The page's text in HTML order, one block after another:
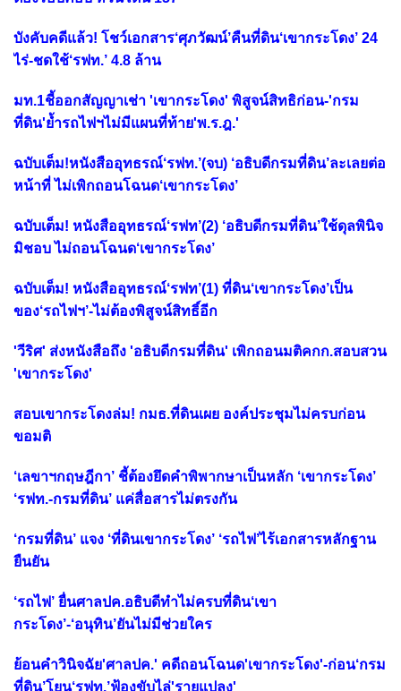
บังคับคดีแล้ว! โชว์เอกสาร‘ศุภวัฒน์’คืนที่ดิน‘เขากระโดง’ 24
ไร่-ชดใช้‘รฟท.’ 4.8 ล้าน
มท.1ชี้ออกสัญญาเช่า 'เขากระโดง' พิสูจน์สิทธิก่อน-'กรม
ที่ดิน'ย้ำรถไฟฯไม่มีแผนที่ท้าย'พ.ร.ฎ.'
ฉบับเต็ม!หนังสืออุทธรณ์‘รฟท.’(จบ) ‘อธิบดีกรมที่ดิน’ละเลยต่อ
หน้าที่ ไม่เพิกถอนโฉนด‘เขากระโดง’
ฉบับเต็ม! หนังสืออุทธรณ์‘รฟท’(2) ‘อธิบดีกรมที่ดิน’ใช้ดุลพินิจ
มิชอบ ไม่ถอนโฉนด‘เขากระโดง’
ฉบับเต็ม! หนังสืออุทธรณ์‘รฟท’(1) ที่ดิน‘เขากระโดง’เป็น
ของ‘รถไฟฯ’-ไม่ต้องพิสูจน์สิทธิ์อีก
'วีริศ' ส่งหนังสือถึง 'อธิบดีกรมที่ดิน' เพิกถอนมติคกก.สอบสวน
'เขากระโดง'
สอบเขากระโดงล่ม! กมธ.ที่ดินเผย องค์ประชุม​ไม่ครบก่อน
ขอมติ
‘เลขาฯกฤษฎีกา’ ชี้ต้องยึดคำพิพากษาเป็นหลัก ‘เขากระโดง’
‘รฟท.-กรมที่ดิน’ แค่สื่อสารไม่ตรงกัน
‘กรมที่ดิน’ แจง ‘ที่ดินเขากระโดง’ ‘รถไฟ’ไร้เอกสารหลักฐาน
ยืนยัน
‘รถไฟ’ ยื่นศาลปค.อธิบดีทำไม่ครบที่ดิน‘เขา
กระโดง’-‘อนุทิน’ยันไม่มีช่วยใคร
ย้อนคำวินิจฉัย'ศาลปค.' คดีถอนโฉนด'เขากระโดง'-ก่อน‘กรม
ที่ดิน’โยน‘รฟท.’ฟ้องขับไล่'รายแปลง'